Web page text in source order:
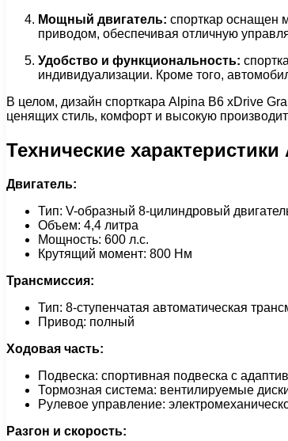
Мощный двигатель: спорткар оснащен
приводом, обеспечивая отличную
Удобство и функциональность:
индивидуализации. Кроме того,
В целом, дизайн спорткара Alpina B6 xDrive
ценящих стиль, комфорт и высокую
Технические
Двигатель:
Тип: V-образный 8-цилиндровый
Объем: 4,4 литра
Мощность: 600 л.с.
Крутящий момент: 800 Нм
Трансмиссия:
Тип: 8-ступенчатая автоматическая
Привод: полный
Ходовая часть:
Подвеска: спортивная подвеска с
Тормозная система: вентилируемые
Рулевое управление:
Разгон и скорость: